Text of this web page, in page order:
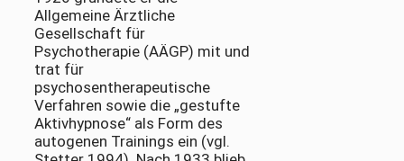
Allgemeine Ärztliche
Gesellschaft für
Psychotherapie (AÄGP) mit und
trat für
psychosentherapeutische
Verfahren sowie die „gestufte
Aktivhypnose“ als Form des
autogenen Trainings ein (vgl.